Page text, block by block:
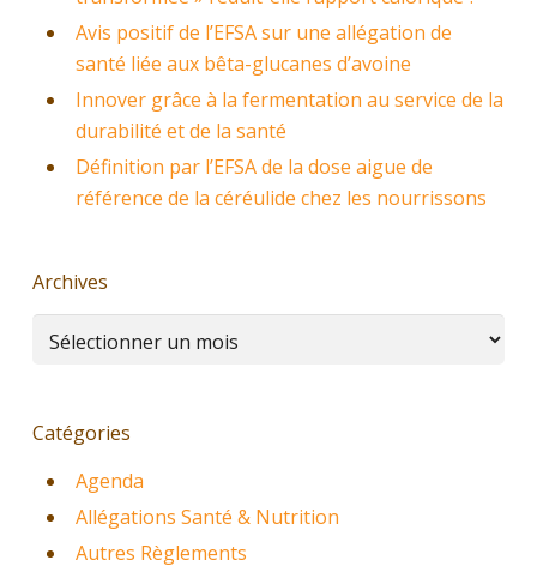
Avis positif de l’EFSA sur une allégation de
santé liée aux bêta-glucanes d’avoine
Innover grâce à la fermentation au service de la
durabilité et de la santé
Définition par l’EFSA de la dose aigue de
référence de la céréulide chez les nourrissons
Archives
Archives
Catégories
Agenda
Allégations Santé & Nutrition
Autres Règlements